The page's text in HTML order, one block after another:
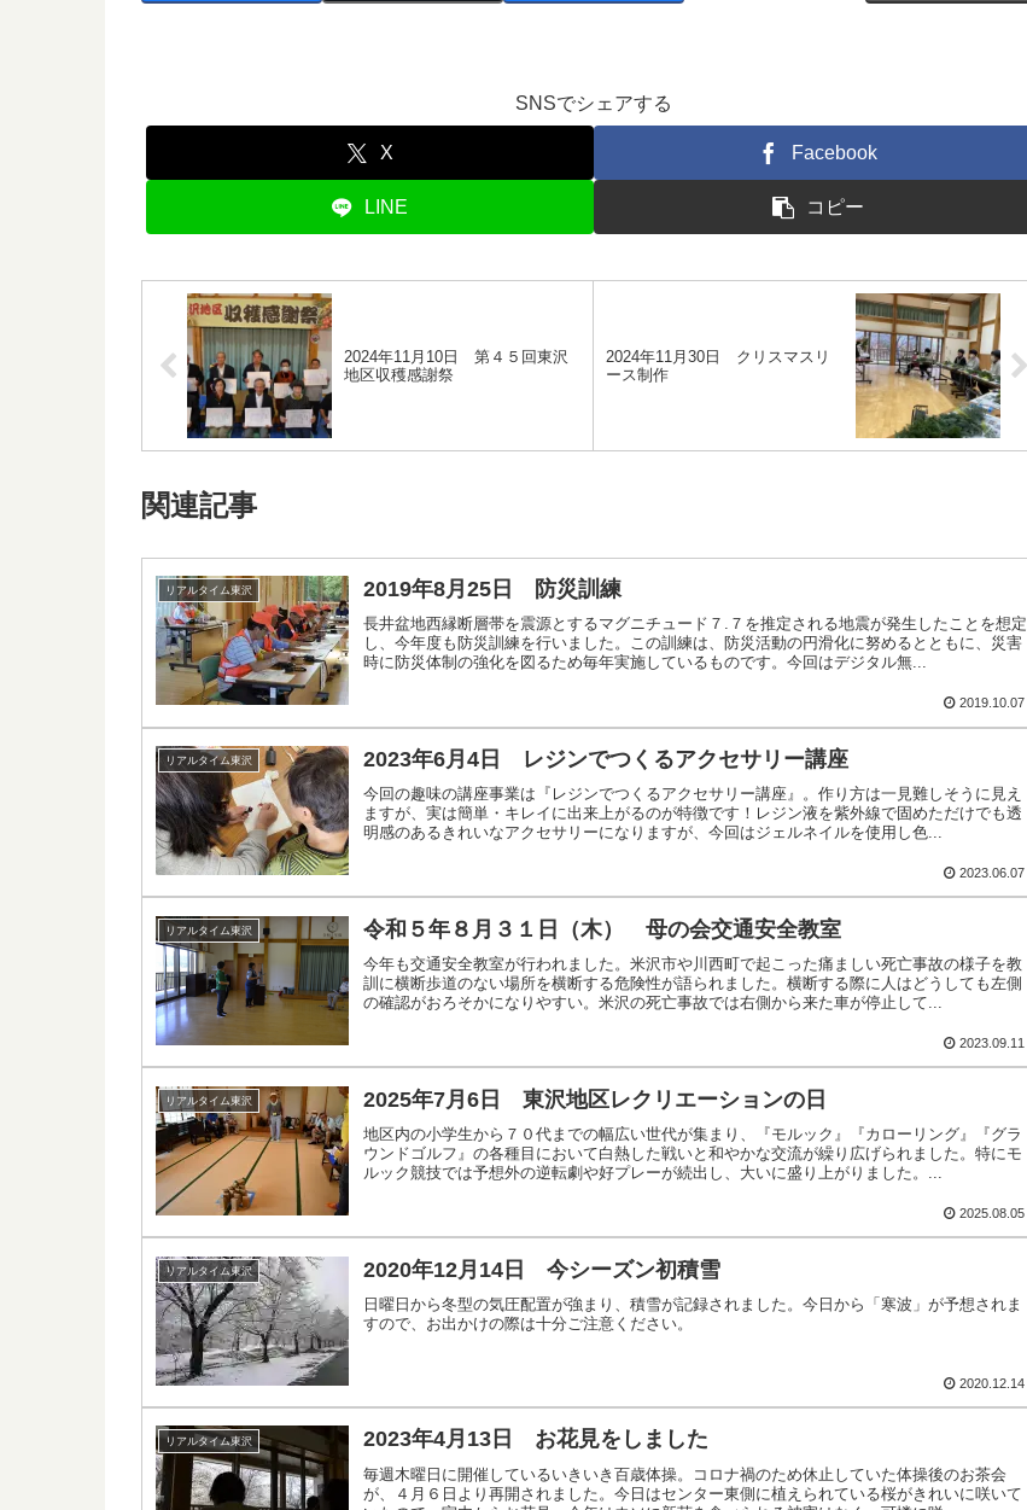
SNSでシェアする
X Facebook
LINE コピー
2024年11月10日 第４５回東沢
地区収穫感謝祭
2024年11月30日 クリスマスリ
ース制作
関連記事
リアルタイム東沢 2019年8月25日 防災訓練
長井盆地西縁断層帯を震源とするマグニチュード７.７を推定される地震が発生したことを想定
し、今年度も防災訓練を行いました。この訓練は、防災活動の円滑化に努めるとともに、災害
時に防災体制の強化を図るため毎年実施しているものです。今回はデジタル無...
2019.10.07
リアルタイム東沢 2023年6月4日 レジンでつくるアクセサリー講座
今回の趣味の講座事業は『レジンでつくるアクセサリー講座』。作り方は一見難しそうに見え
ますが、実は簡単・キレイに出来上がるのが特徴です！レジン液を紫外線で固めただけでも透
明感のあるきれいなアクセサリーになりますが、今回はジェルネイルを使用し色...
2023.06.07
リアルタイム東沢 令和５年８月３１日（木） 母の会交通安全教室
今年も交通安全教室が行われました。米沢市や川西町で起こった痛ましい死亡事故の様子を教
訓に横断歩道のない場所を横断する危険性が語られました。横断する際に人はどうしても左側
の確認がおろそかになりやすい。米沢の死亡事故では右側から来た車が停止して...
2023.09.11
リアルタイム東沢 2025年7月6日 東沢地区レクリエーションの日
地区内の小学生から７０代までの幅広い世代が集まり、『モルック』『カローリング』『グラ
ウンドゴルフ』の各種目において白熱した戦いと和やかな交流が繰り広げられました。特にモ
ルック競技では予想外の逆転劇や好プレーが続出し、大いに盛り上がりました。...
2025.08.05
リアルタイム東沢 2020年12月14日 今シーズン初積雪
日曜日から冬型の気圧配置が強まり、積雪が記録されました。今日から「寒波」が予想されま
すので、お出かけの際は十分ご注意ください。
2020.12.14
リアルタイム東沢 2023年4月13日 お花見をしました
毎週木曜日に開催しているいきいき百歳体操。コロナ禍のため休止していた体操後のお茶会
が、４月６日より再開されました。今日はセンター東側に植えられている桜がきれいに咲いて